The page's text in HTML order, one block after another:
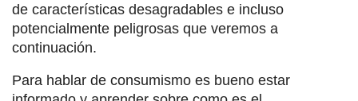
de características desagradables e incluso
potencialmente peligrosas que veremos a
continuación.
Para hablar de consumismo es bueno estar